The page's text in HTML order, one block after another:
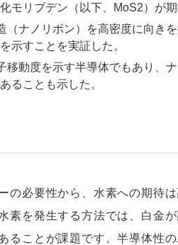
モリブデン（以下、MoS2）が期
（ナノリボン）を高密度に向き
示すことを実証した。
移動度を示す半導体でもあり、
ることも示した。
の必要性から、水素への期待
素を発生する方法では、白金
ることが課題です。半導体性